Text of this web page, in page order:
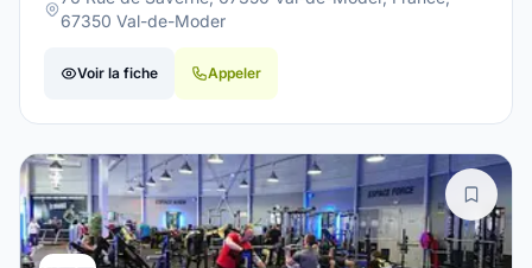
67350 Val-de-Moder
Voir la fiche Appeler